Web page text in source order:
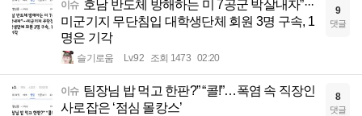
이슈 호남 반도체 방해하는 미 7공군 박살내자”···
미군기지 무단침입 대학생단체 회원 3명 구속, 1
명은 기각
슬기로움 Lv.92 조회 1473 02:20
9
댓글
이슈 팀장님 밥 먹고 한판?” “콜!”…폭염 속 직장인
사로잡은 ‘점심 몰캉스’
8
댓글